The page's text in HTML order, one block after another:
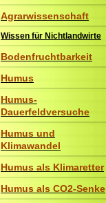
Agrarwissenschaft
Wissen für Nichtlandwirte
Bodenfruchtbarkeit
Humus
Humus-
Dauerfeldversuche
Humus und
Klimawandel
Humus als Klimaretter
Humus als CO2-Senke